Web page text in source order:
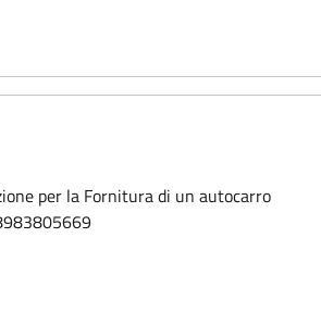
per la Fornitura di un autocarro